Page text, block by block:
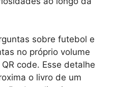
sobre futebol e
no próprio volume
code. Esse detalhe
o livro de um